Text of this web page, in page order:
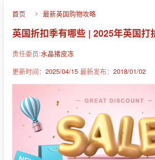
首页 最新英国购物攻略
英国折扣季有哪些 | 2025年英国打
责任委员:水晶猪皮冻
更新时间： 2025/04/15 最新发布： 2018/01/02